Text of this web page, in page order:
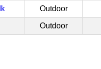
Outdoor
Outdoor